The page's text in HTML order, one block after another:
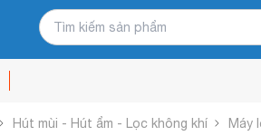
Hút mùi - Hút ẩm - Lọc không khí Máy